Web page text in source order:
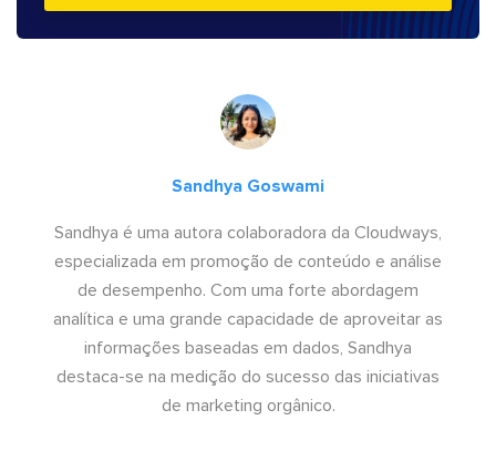
Sandhya Goswami
Sandhya é uma autora colaboradora da Cloudways,
especializada em promoção de conteúdo e análise
de desempenho. Com uma forte abordagem
analítica e uma grande capacidade de aproveitar as
informações baseadas em dados, Sandhya
destaca-se na medição do sucesso das iniciativas
de marketing orgânico.